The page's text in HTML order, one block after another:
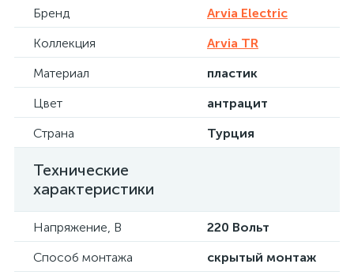
Бренд
Arvia Electric
Коллекция
Arvia TR
Материал
пластик
Цвет
антрацит
Страна
Турция
Технические
характеристики
Напряжение, В
220 Вольт
Способ монтажа
скрытый монтаж